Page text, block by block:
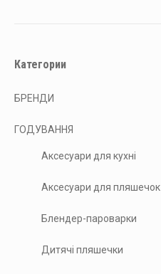
Категории
БРЕНДИ
ГОДУВАННЯ
Аксесуари для кухні
Аксесуари для пляшечок
Блендер-пароварки
Дитячі пляшечки